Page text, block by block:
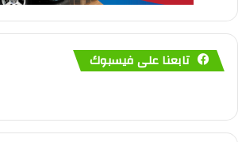
تابعنا على فيسبوك